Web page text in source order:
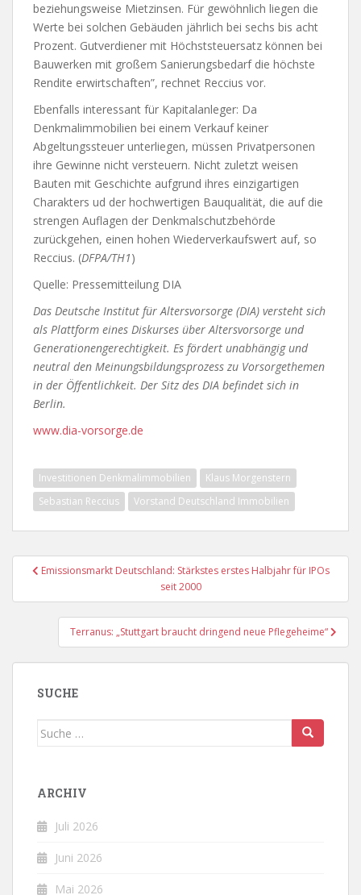
beziehungsweise Mietzinsen. Für gewöhnlich liegen die
Werte bei solchen Gebäuden jährlich bei sechs bis acht
Prozent. Gutverdiener mit Höchststeuersatz können bei
Bauwerken mit großem Sanierungsbedarf die höchste
Rendite erwirtschaften”, rechnet Reccius vor.
Ebenfalls interessant für Kapitalanleger: Da
Denkmalimmobilien bei einem Verkauf keiner
Abgeltungssteuer unterliegen, müssen Privatpersonen
ihre Gewinne nicht versteuern. Nicht zuletzt weisen
Bauten mit Geschichte aufgrund ihres einzigartigen
Charakters ud der hochwertigen Bauqualität, die auf die
strengen Auflagen der Denkmalschutzbehörde
zurückgehen, einen hohen Wiederverkaufswert auf, so
Reccius. (DFPA/TH1)
Quelle: Pressemitteilung DIA
Das Deutsche Institut für Altersvorsorge (DIA) versteht sich
als Plattform eines Diskurses über Altersvorsorge und
Generationengerechtigkeit. Es fördert unabhängig und
neutral den Meinungsbildungsprozess zu Vorsorgethemen
in der Öffentlichkeit. Der Sitz des DIA befindet sich in
Berlin.
www.dia-vorsorge.de
Investitionen Denkmalimmobilien
Klaus Morgenstern
Sebastian Reccius
Vorstand Deutschland Immobilien
Beitragsnavigation
Emissionsmarkt Deutschland: Stärkstes erstes Halbjahr für IPOs
seit 2000
Terranus: „Stuttgart braucht dringend neue Pflegeheime“
SUCHE
Suche
ARCHIV
Juli 2026
Juni 2026
Mai 2026